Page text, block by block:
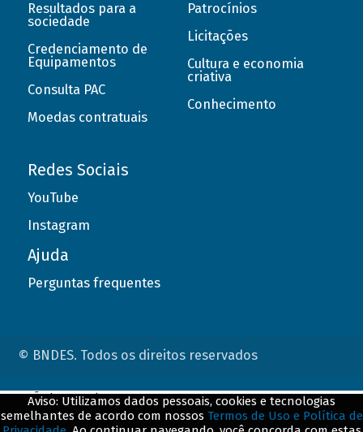
Resultados para a
sociedade
Credenciamento de
Equipamentos
Consulta PAC
Moedas contratuais
Patrocínios
Licitações
Cultura e economia
criativa
Conhecimento
Redes Sociais
YouTube
Instagram
Ajuda
Perguntas frequentes
© BNDES. Todos os direitos reservados
Aviso: Utilizamos dados pessoais, cookies e tecnologias
semelhantes de acordo com nossos Termos de Uso e Política de
ConteÃºdo complementar
${title}${badge}